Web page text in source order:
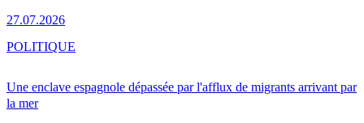
27.07.2026
Une enclave espagnole dépassée par l'afflux de migrants arrivant par
la mer
POLITIQUE